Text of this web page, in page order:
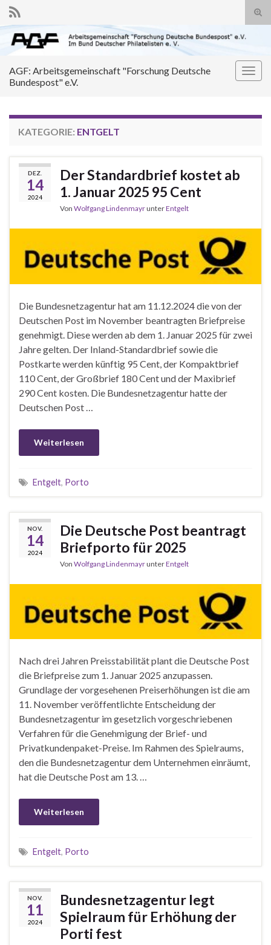
Search for:
AGF: Arbeitsgemeinschaft "Forschung Deutsche
Bundespost" e.V.
KATEGORIE: ENTGELT
DEZ.
14
2024
Der Standardbrief kostet ab
1. Januar 2025 95 Cent
Von Wolfgang LindenmayrunterEntgelt
Die Bundesnetzagentur hat am 11.12.2024 die von der
Deutschen Post im November beantragten Briefpreise
genehmigt. Diese werden ab dem 1. Januar 2025 für zwei
Jahre gelten. Der Inland-Standardbrief sowie die
Postkarte werden künftig 95 Cent, der Kompaktbrief
110 Cent, der Großbrief 180 Cent und der Maxibrief
290 Cent kosten. Die Bundesnetzagentur hatte der
Deutschen Post …
Weiterlesen
Entgelt, Porto
NOV.
14
2024
Die Deutsche Post beantragt
Briefporto für 2025
Von Wolfgang LindenmayrunterEntgelt
Nach drei Jahren Preisstabilität plant die Deutsche Post
die Briefpreise zum 1. Januar 2025 anzupassen.
Grundlage der vorgesehenen Preiserhöhungen ist die am
11. November veröffentlichte Entscheidung der
Bundesnetzagentur im gesetzlich vorgeschriebenen
Verfahren für die Genehmigung der Brief- und
Privatkundenpaket-Preise. Im Rahmen des Spielraums,
den die Bundesnetzagentur dem Unternehmen einräumt,
hat die Deutsche Post am 13. …
Weiterlesen
Entgelt, Porto
NOV.
11
2024
Bundesnetzagentur legt
Spielraum für Erhöhung der
Porti fest